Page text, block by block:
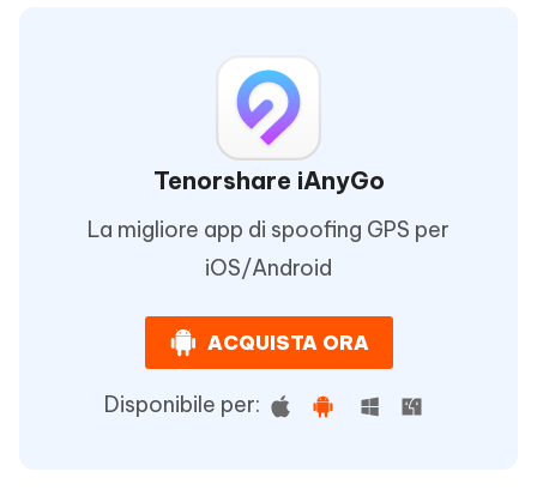
Tenorshare iAnyGo
La migliore app di spoofing GPS per
iOS/Android
ACQUISTA ORA
Disponibile per: